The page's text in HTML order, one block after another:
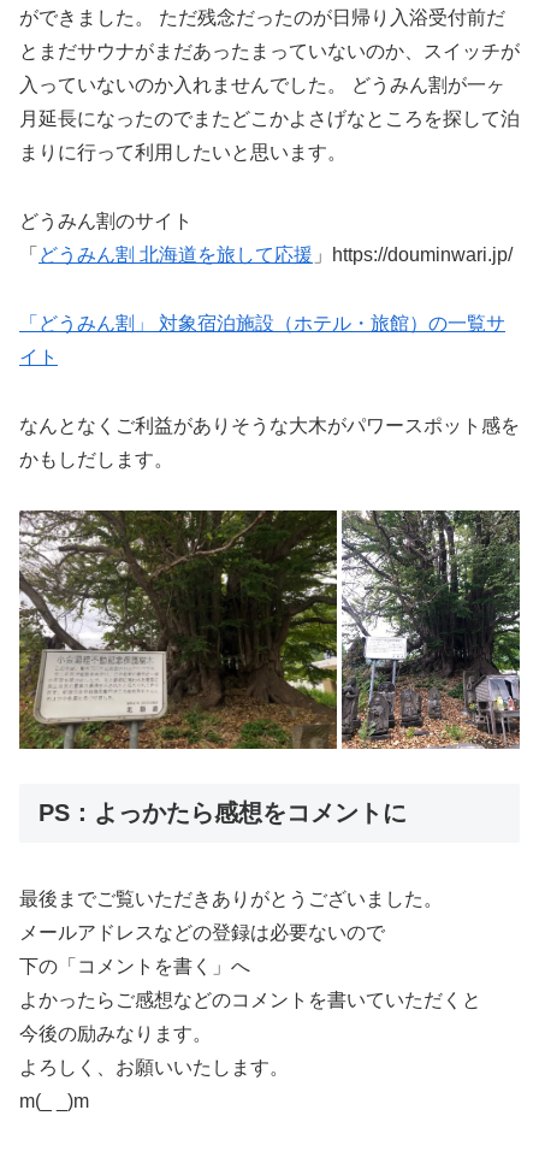
ができました。 ただ残念だったのが日帰り入浴受付前だ
とまだサウナがまだあったまっていないのか、スイッチが
入っていないのか入れませんでした。 どうみん割が一ヶ
月延長になったのでまたどこかよさげなところを探して泊
まりに行って利用したいと思います。
どうみん割のサイト
「 どうみん割 北海道を旅して応援 」https://douminwari.jp/
「どうみん割」 対象宿泊施設（ホテル・旅館）の一覧サ
イト
なんとなくご利益がありそうな大木がパワースポット感を
かもしだします。
PS：よっかたら感想をコメントに
最後までご覧いただきありがとうございました。
メールアドレスなどの登録は必要ないので
下の「コメントを書く」へ
よかったらご感想などのコメントを書いていただくと
今後の励みなります。
よろしく、お願いいたします。
m(_ _)m